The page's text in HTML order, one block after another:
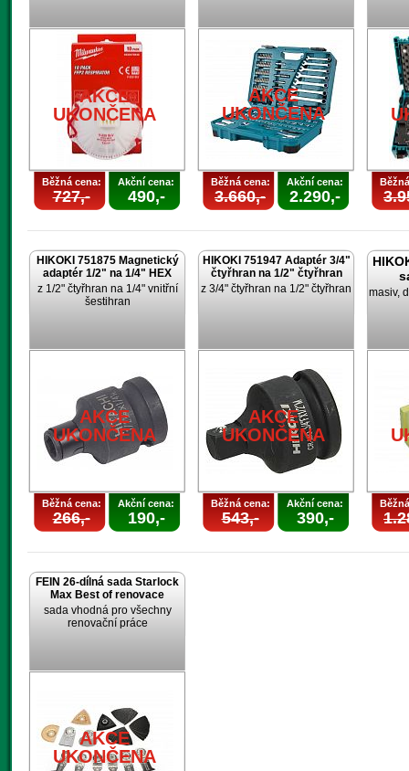
AKCE
UKONČENA
Běžná cena:
727,-
Akční cena:
490,-
AKCE
UKONČENA
Běžná cena:
3.660,-
Akční cena:
2.290,-
HIKOKI 751875 Magnetický
adaptér 1/2" na 1/4" HEX
z 1/2" čtyřhran na 1/4" vnitřní
šestihran
AKCE
UKONČENA
Běžná cena:
266,-
Akční cena:
190,-
HIKOKI 751947 Adaptér 3/4"
čtyřhran na 1/2" čtyřhran
z 3/4" čtyřhran na 1/2" čtyřhran
AKCE
UKONČENA
Běžná cena:
543,-
Akční cena:
390,-
masiv,
FEIN 26-dílná sada Starlock
Max Best of renovace
sada vhodná pro všechny
renovační práce
AKCE
UKONČENA